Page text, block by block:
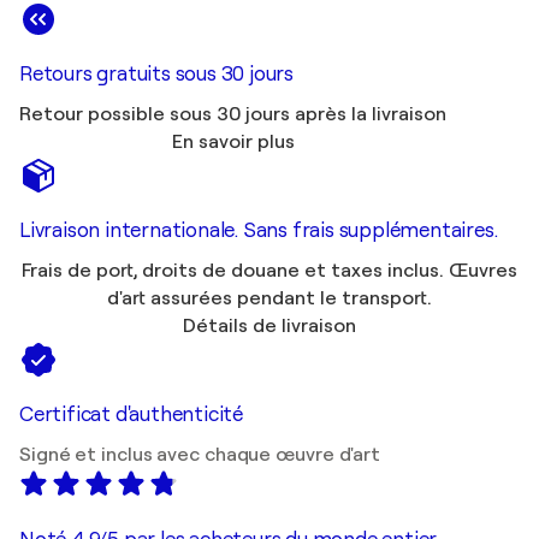
Retours gratuits sous 30 jours
Retour possible sous 30 jours après la livraison
En savoir plus
Livraison internationale. Sans frais supplémentaires.
Frais de port, droits de douane et taxes inclus. Œuvres
d'art assurées pendant le transport.
Détails de livraison
Certificat d'authenticité
Signé et inclus avec chaque œuvre d'art